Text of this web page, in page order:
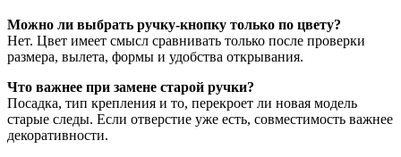
Можно ли выбрать ручку-кнопку только по цвету?
Нет. Цвет имеет смысл сравнивать только после проверки
размера, вылета, формы и удобства открывания.
Что важнее при замене старой ручки?
Посадка, тип крепления и то, перекроет ли новая модель
старые следы. Если отверстие уже есть, совместимость важнее
декоративности.